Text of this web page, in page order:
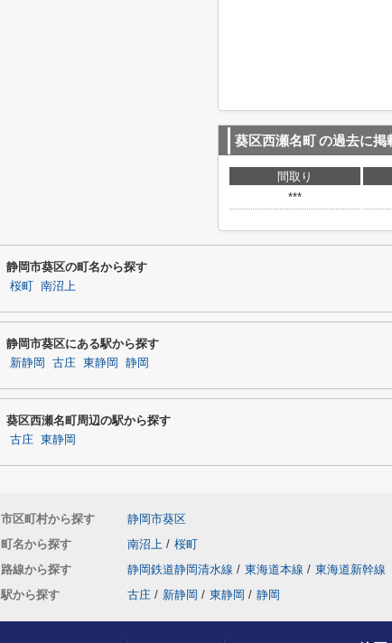
葵区西瀬名町の過去に掲
間取り
***
静岡市葵区の町名から探す
桜町 南沼上
静岡市葵区にある駅から探す
新静岡 古庄 東静岡 静岡
葵区西瀬名町周辺の駅から探す
古庄 東静岡
市区町村から探す
静岡市葵区
町名から探す
南沼上 / 桜町
路線から探す
静岡鉄道静岡清水線 / 東海道本線 / 東海道新幹線
駅から探す
古庄 / 新静岡 / 東静岡 / 静岡